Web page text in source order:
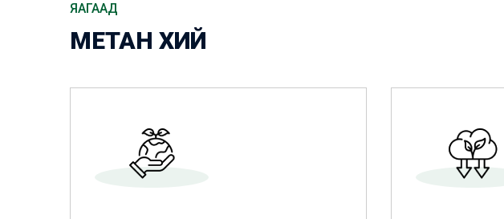
ЯАГААД
МЕТАН ХИЙ